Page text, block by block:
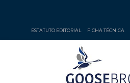
ESTATUTO EDITORIAL FICHA TÉCNICA